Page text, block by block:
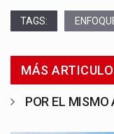
TAGS:
MÁS
POR EL MISMO